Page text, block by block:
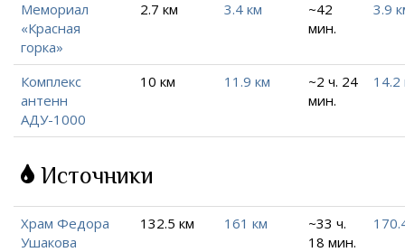
Мемориал
«Красная
горка»
2.7 км 3.4 км
~42
мин.
3.9
Комплекс
антенн
АДУ-1000
10 км 11.9 км
~2 ч. 24
мин.
14.2
Источники
Храм Федора
Ушакова
132.5 км 161 км
~33 ч.
18 мин.